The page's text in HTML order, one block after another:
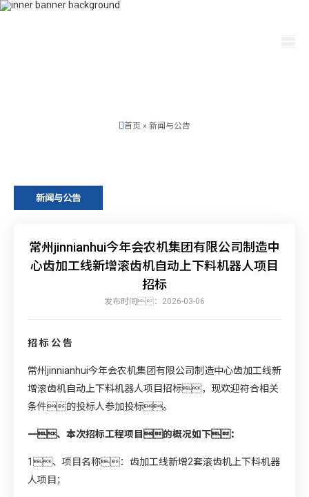
400-115-2288 dfam@ti-plating.com
首页 » 新闻与公告
新闻与公告
常州jinnianhui今年会农机集团有限公司制造中
心齿加工线新增滚齿机自动上下料机器人项目
招标
发布时间：2026-03-06
招 标 公 告
常州jinnianhui今年会农机集团有限公司制造中心齿加工线新
增滚齿机自动上下料机器人项目招标，现欢迎符合相关
条件的投标人参加投标。
一、本次招标工程项目的概况如下：
1、项目名称：齿加工线新增2套滚齿机上下料机器
人项目；